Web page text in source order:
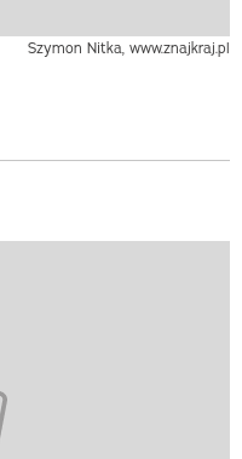
Szymon Nitka, www.znajkraj.pl